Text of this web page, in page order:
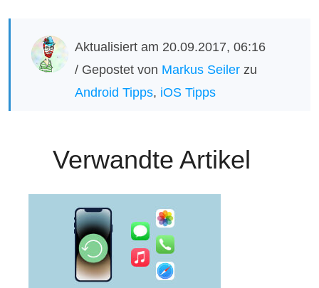
Aktualisiert am 20.09.2017, 06:16
/ Gepostet von Markus Seiler zu
Android Tipps, iOS Tipps
Verwandte Artikel